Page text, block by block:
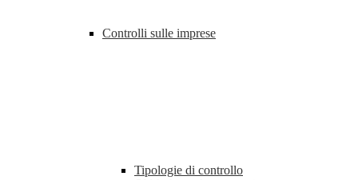
Controlli sulle imprese
Tipologie di controllo